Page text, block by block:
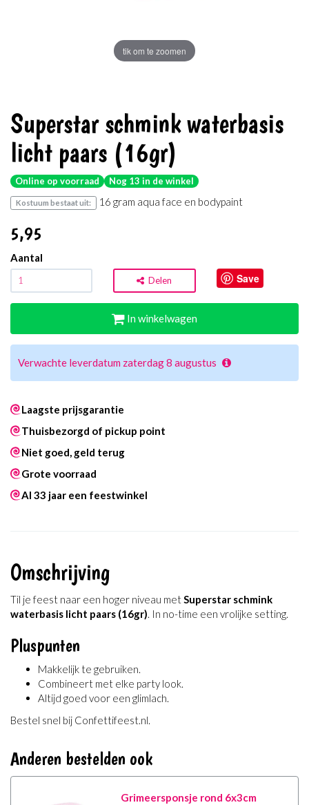
tik om te zoomen
Superstar schmink waterbasis
licht paars (16gr)
Online op voorraad Nog 13 in de winkel
Kostuum bestaat uit: 16 gram aqua face en bodypaint
5,95
Aantal
Delen Save
In winkelwagen
Verwachte leverdatum zaterdag 8 augustus
Laagste prijsgarantie
Thuisbezorgd of pickup point
Niet goed, geld terug
Grote voorraad
Al 33 jaar een feestwinkel
Omschrijving
Til je feest naar een hoger niveau met Superstar schmink
waterbasis licht paars (16gr) . In no-time een vrolijke setting.
Pluspunten
Makkelijk te gebruiken.
Combineert met elke party look.
Altijd goed voor een glimlach.
Bestel snel bij Confettifeest.nl.
Anderen bestelden ook
Grimeersponsje rond 6x3cm